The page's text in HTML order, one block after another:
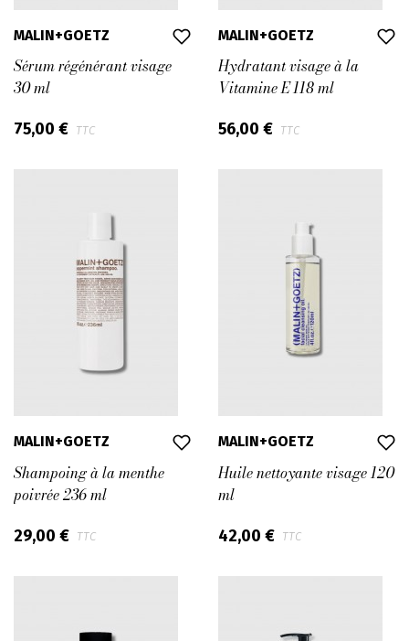
MALIN+GOETZ
Sérum régénérant visage
30 ml
75,00 € TTC
MALIN+GOETZ
Hydratant visage à la
Vitamine E 118 ml
56,00 € TTC
MALIN+GOETZ
Shampoing à la menthe
poivrée 236 ml
29,00 € TTC
MALIN+GOETZ
Huile nettoyante visage 120
ml
42,00 € TTC